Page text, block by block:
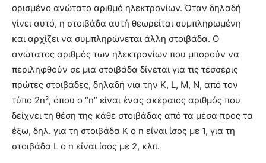
ορισμένο ανώτατο αριθμό ηλεκτρονίων. Όταν δηλαδή
γίνει αυτό, η στοιβάδα αυτή θεωρείται συμπληρωμένη
και αρχίζει να συμπληρώνεται άλλη στοιβάδα. Ο
ανώτατος αριθμός των ηλεκτρονίων που μπορούν να
περιληφθούν σε μια στοιβάδα δίνεται για τις τέσσερις
πρώτες στοιβάδες, δηλαδή νια την Κ, L, M, Ν, από τον
τύπο 2n², όπου ο “n” είναι ένας ακέραιος αριθμός που
δείχνει τη θέση της κάθε στοιβάδας από τα μέσα προς τα
έξω, δηλ. για τη στοιβάδα Κ ο n είναι ίσος με 1, για τη
στοιβάδα L ο n είναι ίσος με 2, κλπ.